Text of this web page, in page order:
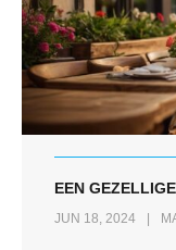
EEN
JUN 18, 2024